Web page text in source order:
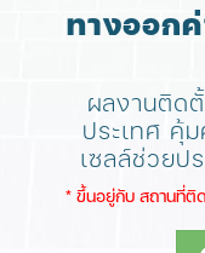
ทางออก
ผลงานติด
ประเทศ คุ้
เซลล์ช่วยป
​* ขึ้นอยู่กับ สถานที่ติ